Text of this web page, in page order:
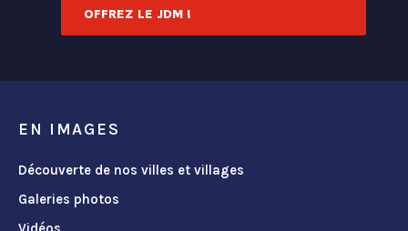
OFFREZ LE JDM !
EN IMAGES
Découverte de nos villes et villages
Galeries photos